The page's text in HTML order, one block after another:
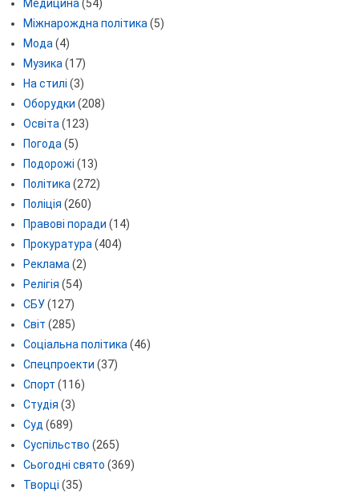
Медицина (54)
Міжнарождна політика (5)
Мода (4)
Музика (17)
На стилі (3)
Оборудки (208)
Освіта (123)
Погода (5)
Подорожі (13)
Політика (272)
Поліція (260)
Правові поради (14)
Прокуратура (404)
Реклама (2)
Релігія (54)
СБУ(127)
Світ (285)
Соціальна політика (46)
Спецпроекти (37)
Спорт (116)
Студія (3)
Суд (689)
Суспільство (265)
Сьогодні свято (369)
Творці (35)